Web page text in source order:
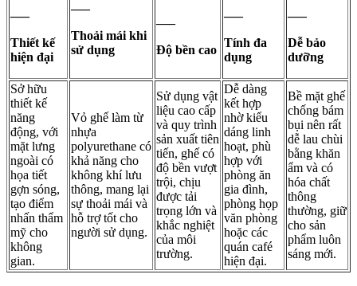
—–
Thiết kế
hiện đại
—–
Thoải mái khi
sử dụng
—–
Độ bền cao
—–
Tính đa
dụng
—–
Dễ bảo
dưỡng
Sở hữu
thiết kế
năng
động, với
mặt lưng
ngoài có
họa tiết
gợn sóng,
tạo điểm
nhấn thẩm
mỹ cho
không
gian.
Vỏ ghế làm từ
nhựa
polyurethane có
khả năng cho
không khí lưu
thông, mang lại
sự thoải mái và
hỗ trợ tốt cho
người sử dụng.
Sử dụng vật
liệu cao cấp
và quy trình
sản xuất tiên
tiến, ghế có
độ bền vượt
trội, chịu
được tải
trọng lớn và
khắc nghiệt
của môi
trường.
Dễ dàng
kết hợp
nhờ kiểu
dáng linh
hoạt, phù
hợp với
phòng ăn
gia đình,
phòng họp
văn phòng
hoặc các
quán café
hiện đại.
Bề mặt ghế
chống bám
bụi nên rất
dễ lau chùi
bằng khăn
ẩm và có
hóa chất
thông
thường, giữ
cho sản
phẩm luôn
sáng mới.